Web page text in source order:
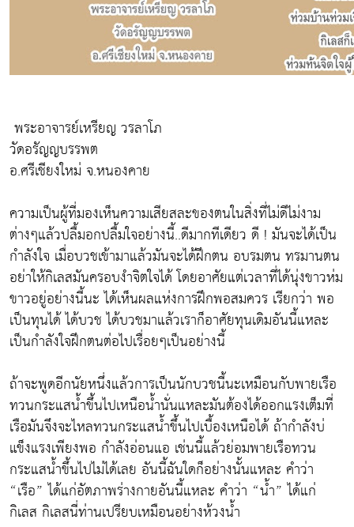
พระอาจารย์เหรียญ วรลาโภ
วัดอรัญญบรรพต
อ.ศรีเชียงใหม่ จ.หนองคาย
ความเป็นผู้ที่มองเห็นความเสียสละของตนในสิ่งที่ไม่ดีไม่งาม
ต่างๆแล้วปลื้มอกปลื้มใจอย่างนี้..ดีมากทีเดียว ดี ! มันจะได้เป็น
กำลังใจ เมื่อบวชเข้ามาแล้วมันจะได้ฝึกตน อบรมตน ทรมานตน
อย่าให้กิเลสมันครอบงำจิตใจได้ โดยอาศัยแต่เวลาที่ได้นุ่งขาวห่ม
ขาวอยู่อย่างนี้นะ ได้เห็นผลแห่งการฝึกพอสมควร เรียกว่า พอ
เป็นทุนได้ ได้บวช ได้บวชมาแล้วเราก็อาศัยทุนเดิมอันนี้แหละ
เป็นกำลังใจฝึกตนต่อไปเรื่อยๆเป็นอย่างนี้
ถ้าจะพูดอีกนัยหนึ่งแล้วการเป็นนักบวชนี้นะเหมือนกับพายเรือ
ทวนกระแสน้ำขึ้นไปเหนือน้ำนั่นแหละมันต้องได้ออกแรงเต็มที่
เรือมันจึงจะไหลทวนกระแสน้ำขึ้นไปเบื้องเหนือได้ ถ้ากำลังบ่
แข็งแรงเพียงพอ กำลังอ่อนแอ เช่นนี้แล้วย่อมพายเรือทวน
กระแสน้ำขึ้นไปไม่ได้เลย อันนี้ฉันใดก็อย่างนั้นแหละ คำว่า
“เรือ” ได้แก่อัตภาพร่างกายอันนี้แหละ คำว่า “น้ำ” ได้แก่
กิเลส กิเลสนี่ท่านเปรียบเหมือนอย่างห้วงน้ำ